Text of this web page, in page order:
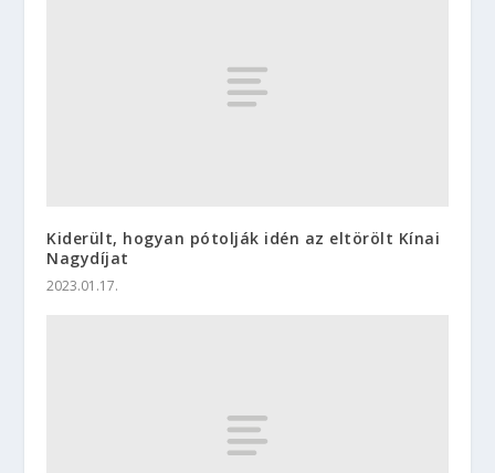
Kiderült, hogyan pótolják idén az eltörölt Kínai
Nagydíjat
2023.01.17.